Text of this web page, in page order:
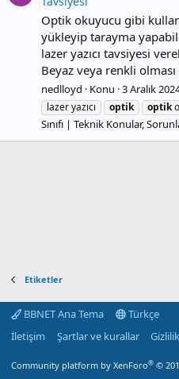
Optik okuyucu gibi
yükleyip tarayma
lazer yazıcı tavsiyesi
Beyaz veya renkli
nedlloyd Konu 3 Aralık
lazer yazıcı
optik optik
Sınıfı | Teknik Konular,
Etiketler
BBNET Ana Tema
Türkçe
İletişim
Şartlar ve kurallar
Community platform by XenForo® ©